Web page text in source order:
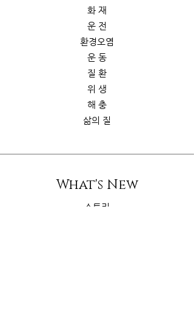
화 재
운 전
환경오염
운 동
질 환
위 생
해 충
삶의 질
What's New
스토리